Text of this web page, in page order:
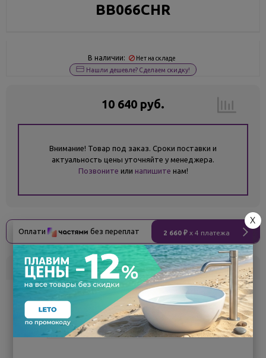
BB066CHR
В наличии: Нет на складе
Нашли дешевле? Сделаем скидку!
10 640 руб.
Внимание! Товар под заказ. Сроки поставки и
актуальность цены уточняйте у менеджера.
Позвоните или напишите нам!
Оплати без переплат 2 660 ₽ x 4 платежа
Склад Кол-во Срок поставки
Белгород под заказ 7 - 14 дней
Поделиться
X